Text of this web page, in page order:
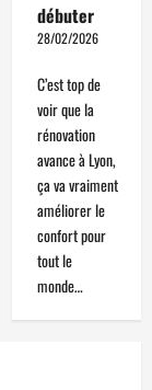
débuter
28/02/2026
C’est top de
voir que la
rénovation
avance à Lyon,
ça va vraiment
améliorer le
confort pour
tout le
monde…